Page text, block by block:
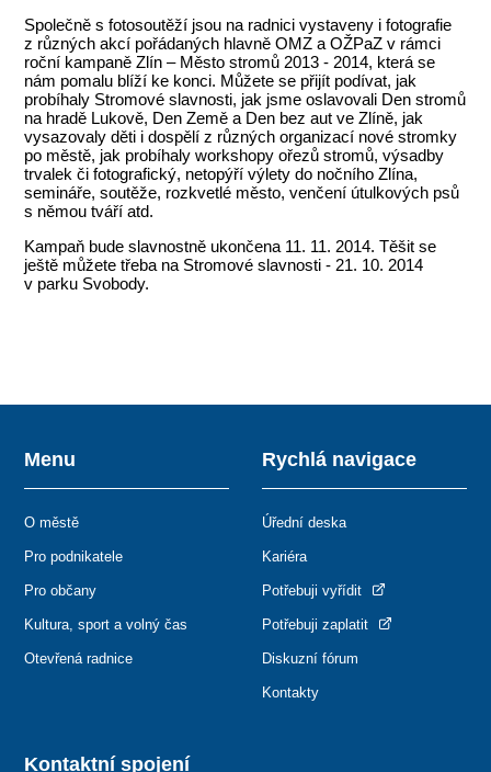
Společně s fotosoutěží jsou na radnici vystaveny i fotografie
z různých akcí pořádaných hlavně OMZ a OŽPaZ v rámci
roční kampaně Zlín – Město stromů 2013 - 2014, která se
nám pomalu blíží ke konci. Můžete se přijít podívat, jak
probíhaly Stromové slavnosti, jak jsme oslavovali Den stromů
na hradě Lukově, Den Země a Den bez aut ve Zlíně, jak
vysazovaly děti i dospělí z různých organizací nové stromky
po městě, jak probíhaly workshopy ořezů stromů, výsadby
trvalek či fotografický, netopýří výlety do nočního Zlína,
semináře, soutěže, rozkvetlé město, venčení útulkových psů
s němou tváří atd.
Kampaň bude slavnostně ukončena 11. 11. 2014. Těšit se
ještě můžete třeba na Stromové slavnosti - 21. 10. 2014
v parku Svobody.
Kontaktní spojení
Menu
O městě
Pro podnikatele
Pro občany
Kultura, sport a volný čas
Otevřená radnice
Rychlá navigace
Úřední deska
Kariéra
Potřebuji vyřídit
Potřebuji zaplatit
Diskuzní fórum
Kontakty